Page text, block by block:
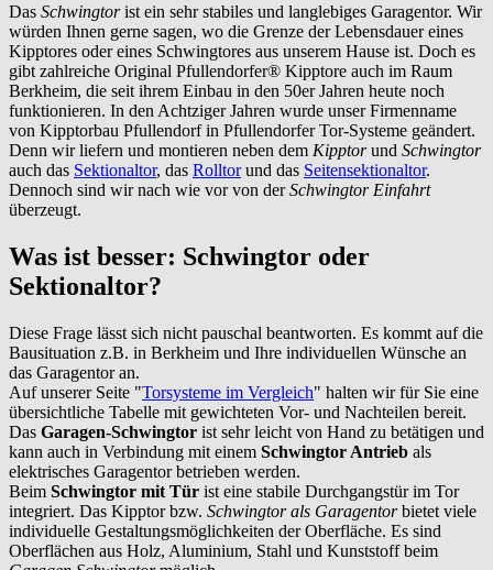
Das Schwingtorist ein sehr stabiles und langlebiges Garagentor. Wir
würden Ihnen gerne sagen, wo die Grenze der Lebensdauer eines
Kipptores oder eines Schwingtores aus unserem Hause ist. Doch es
gibt zahlreiche Original Pfullendorfer® Kipptore auch im Raum
Berkheim, die seit ihrem Einbau in den 50er Jahren heute noch
funktionieren. In den Achtziger Jahren wurde unser Firmenname
von Kipptorbau Pfullendorf in Pfullendorfer Tor-Systeme geändert.
Denn wir liefern und montieren neben dem Kipptorund Schwingtor
auch das Sektionaltor, das Rolltorund das Seitensektionaltor.
Dennoch sind wir nach wie vor von derSchwingtor Einfahrt
überzeugt.
Was ist besser: Schwingtor oder
Sektionaltor?
Diese Frage lässt sich nicht pauschal beantworten. Es kommt auf die
Bausituation z.B. in Berkheim und Ihre individuellen Wünsche an
das Garagentor an.
Auf unserer Seite "Torsysteme im Vergleich" halten wir für Sie eine
übersichtliche Tabelle mit gewichteten Vor- und Nachteilen bereit.
Das Garagen-Schwingtor ist sehr leicht von Hand zu betätigen und
kann auch in Verbindung mit einem Schwingtor Antrieb als
elektrisches Garagentor betrieben werden.
Beim Schwingtor mit Tür ist eine stabile Durchgangstür im Tor
integriert. Das Kipptor bzw. Schwingtor als Garagentorbietet viele
individuelle Gestaltungsmöglichkeiten der Oberfläche. Es sind
Oberflächen aus Holz, Aluminium, Stahl und Kunststoff beim